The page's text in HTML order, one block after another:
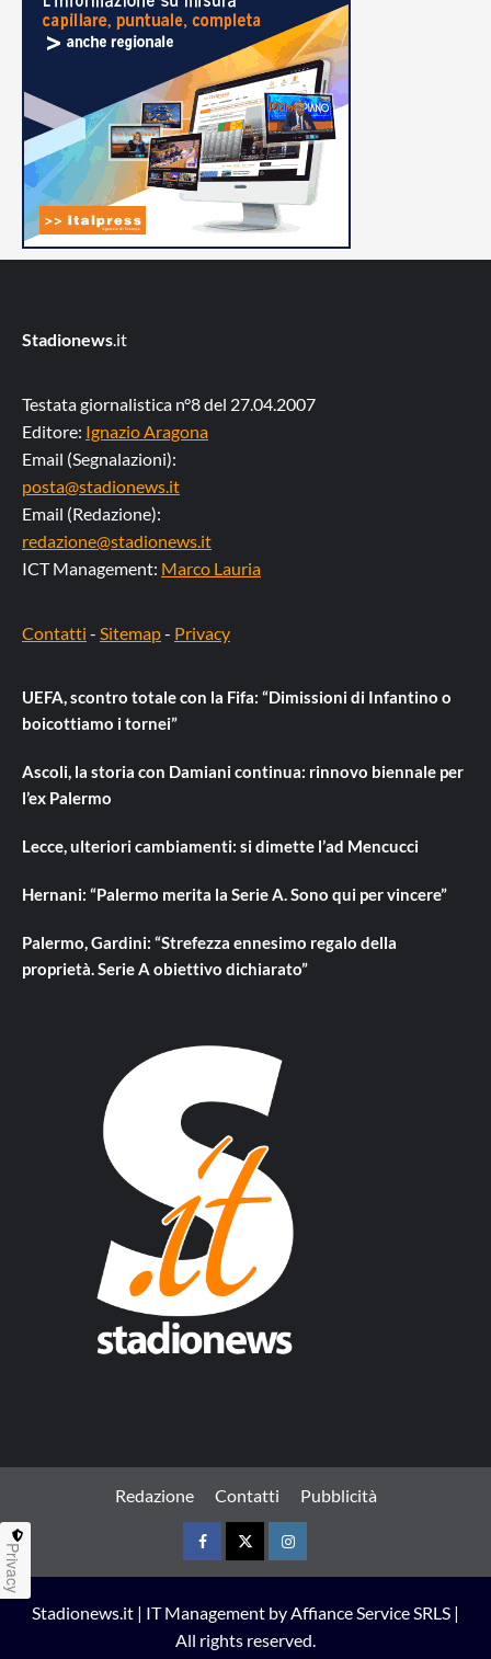
Stadionews.it
Testata giornalistica n°8 del 27.04.2007
Editore: Ignazio Aragona
Email (Segnalazioni):
posta@stadionews.it
Email (Redazione):
redazione@stadionews.it
ICT Management: Marco Lauria
Contatti - Sitemap- Privacy
UEFA, scontro totale con la Fifa: “Dimissioni di Infantino o
boicottiamo i tornei”
Ascoli, la storia con Damiani continua: rinnovo biennale per
l’ex Palermo
Lecce, ulteriori cambiamenti: si dimette l’ad Mencucci
Hernani: “Palermo merita la Serie A. Sono qui per vincere”
Palermo, Gardini: “Strefezza ennesimo regalo della
proprietà. Serie A obiettivo dichiarato”
Redazione Contatti Pubblicità
FacebookTwitterInstagram
Stadionews.it | IT Management by Affiance Service SRLS |
All rights reserved.
Privacy